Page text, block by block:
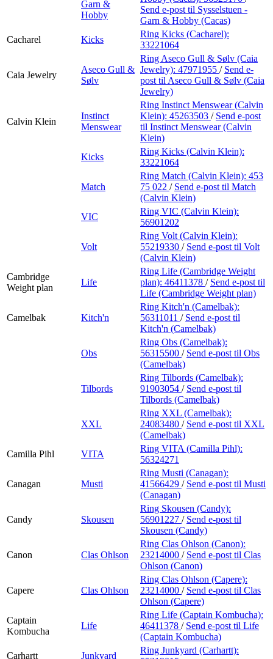
Garn &
Hobby
Send e-post til Sysselstuen -
Garn & Hobby (Cacas)
Cacharel
Kicks
Ring Kicks (Cacharel):
33221064
Caia Jewelry
Aseco Gull &
Sølv
Ring Aseco Gull & Sølv (Caia
Jewelry): 47971955 / Send e-
post til Aseco Gull & Sølv (Caia
Jewelry)
Calvin Klein
Instinct
Menswear
Ring Instinct Menswear (Calvin
Klein): 45263503 / Send e-post
til Instinct Menswear (Calvin
Klein)
Kicks
Ring Kicks (Calvin Klein):
33221064
Match
Ring Match (Calvin Klein): 453
75 022 / Send e-post til Match
(Calvin Klein)
VIC
Ring VIC (Calvin Klein):
56901202
Volt
Ring Volt (Calvin Klein):
55219330 / Send e-post til Volt
(Calvin Klein)
Cambridge
Weight plan
Life
Ring Life (Cambridge Weight
plan): 46411378 / Send e-post til
Life (Cambridge Weight plan)
Camelbak Kitch'n
Ring Kitch'n (Camelbak):
56311011 / Send e-post til
Kitch'n (Camelbak)
Obs
Ring Obs (Camelbak):
56315500 / Send e-post til Obs
(Camelbak)
Tilbords
Ring Tilbords (Camelbak):
91903054 / Send e-post til
Tilbords (Camelbak)
XXL
Ring XXL (Camelbak):
24083480 / Send e-post til XXL
(Camelbak)
Camilla Pihl
VITA
Ring VITA (Camilla Pihl):
56324271
Canagan Musti
Ring Musti (Canagan):
41566429 / Send e-post til Musti
(Canagan)
Candy Skousen
Ring Skousen (Candy):
56901227 / Send e-post til
Skousen (Candy)
Canon Clas Ohlson
Ring Clas Ohlson (Canon):
23214000 / Send e-post til Clas
Ohlson (Canon)
Capere Clas Ohlson
Ring Clas Ohlson (Capere):
23214000 / Send e-post til Clas
Ohlson (Capere)
Captain
Kombucha
Life
Ring Life (Captain Kombucha):
46411378 / Send e-post til Life
(Captain Kombucha)
Carhartt
Junkyard
Ring Junkyard (Carhartt):